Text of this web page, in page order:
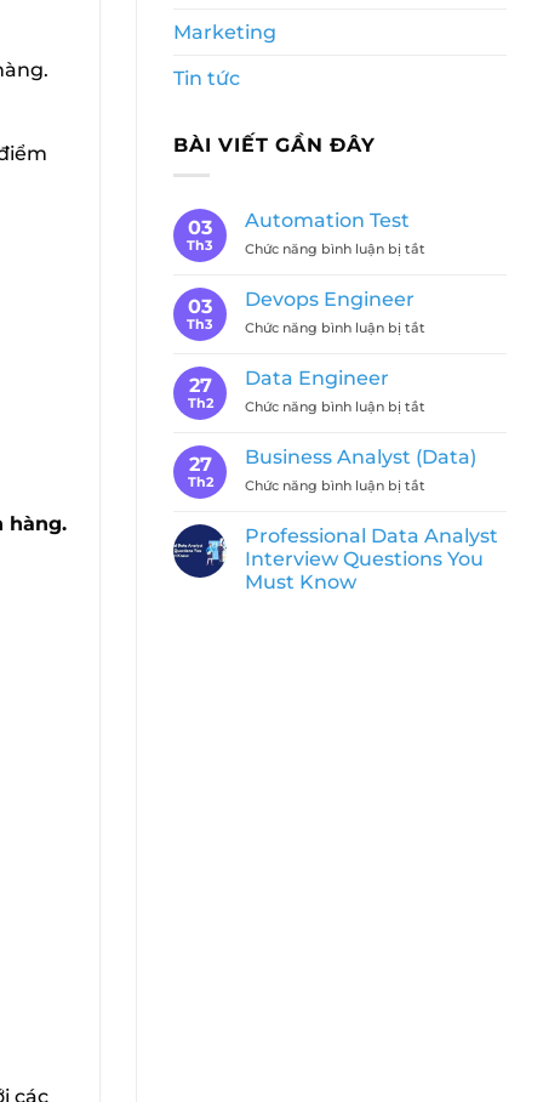
hàng.
các
Marketing
Tin tức
BÀI VIẾT GẦN ĐÂY
03
Th3
Automation Test
Chức năng bình luận bị tắt
03
Th3
Devops Engineer
Chức năng bình luận bị tắt
27
Th2
Data Engineer
Chức năng bình luận bị tắt
Engineer
27
Th2
Business Analyst (Data)
Chức năng bình luận bị tắt
Analyst
(Data)
Professional Data Analyst
Interview Questions You
Must Know